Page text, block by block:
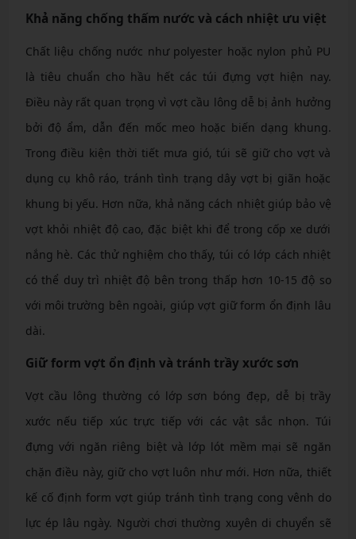
Khả năng chống thấm nước và cách nhiệt ưu việt
Chất liệu chống nước như polyester hoặc nylon phủ PU
là tiêu chuẩn cho hầu hết các túi đựng vợt hiện nay.
Điều này rất quan trọng vì vợt cầu lông dễ bị ảnh hưởng
bởi độ ẩm, dẫn đến mốc meo hoặc biến dạng khung.
Trong điều kiện thời tiết mưa gió, túi sẽ giữ cho vợt và
dụng cụ khô ráo, tránh tình trạng dây vợt bị giãn hoặc
khung bị yếu. Hơn nữa, khả năng cách nhiệt giúp bảo vệ
vợt khỏi nhiệt độ cao, đặc biệt khi để trong cốp xe dưới
nắng hè. Các thử nghiệm cho thấy, túi có lớp cách nhiệt
có thể duy trì nhiệt độ bên trong thấp hơn 10-15 độ so
với môi trường bên ngoài, giúp vợt giữ form ổn định lâu
dài.
Giữ form vợt ổn định và tránh trầy xước sơn
Vợt cầu lông thường có lớp sơn bóng đẹp, dễ bị trầy
xước nếu tiếp xúc trực tiếp với các vật sắc nhọn. Túi
đựng với ngăn riêng biệt và lớp lót mềm mại sẽ ngăn
chặn điều này, giữ cho vợt luôn như mới. Hơn nữa, thiết
kế cố định form vợt giúp tránh tình trạng cong vênh do
lực ép lâu ngày. Người chơi thường xuyên di chuyển sẽ